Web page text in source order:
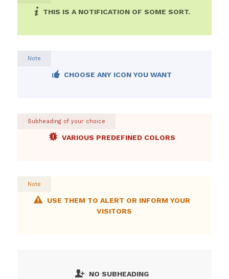
THIS IS A NOTIFICATION OF SOME SORT.
Note
CHOOSE ANY ICON YOU WANT
Subheading of your choice
VARIOUS PREDEFINED COLORS
Note
USE THEM TO ALERT OR INFORM YOUR
VISITORS
NO SUBHEADING